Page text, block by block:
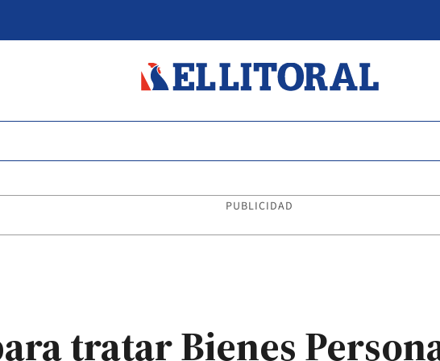
PUBLICIDAD
tratar Bienes